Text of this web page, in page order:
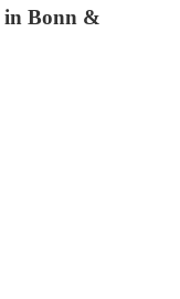
in Bonn &